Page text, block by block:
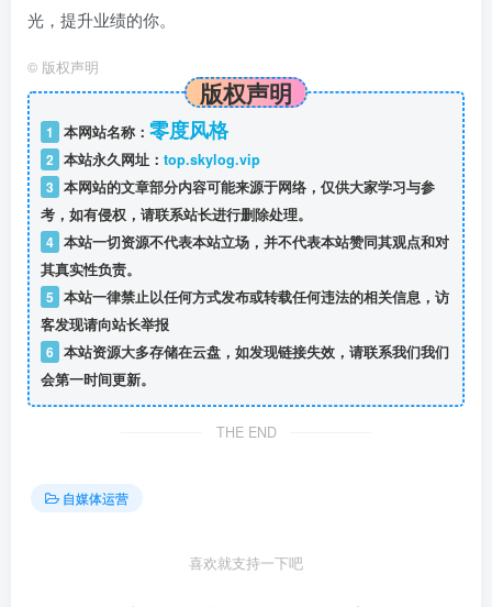
光，提升业绩的你。
© 版权声明
版权声明
1 本网站名称： 零度风格
2 本站永久网址： top.skylog.vip
3 本网站的文章部分内容可能来源于网络，仅供大家学习与参
考，如有侵权，请联系站长进行删除处理。
4 本站一切资源不代表本站立场，并不代表本站赞同其观点和对
其真实性负责。
5 本站一律禁止以任何方式发布或转载任何违法的相关信息，访
客发现请向站长举报
6 本站资源大多存储在云盘，如发现链接失效，请联系我们我们
会第一时间更新。
THE END
自媒体运营
喜欢就支持一下吧